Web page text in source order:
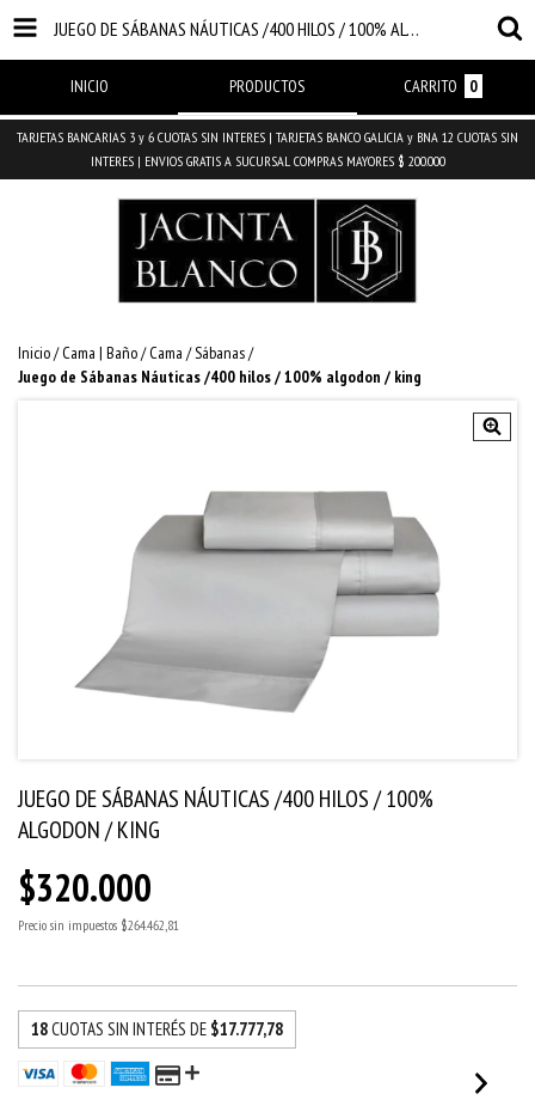
JUEGO DE SÁBANAS NÁUTICAS /400 HILOS / 100% ALGODON / KING
INICIO PRODUCTOS CARRITO 0
TARJETAS BANCARIAS 3 y 6 CUOTAS SIN INTERES | TARJETAS BANCO GALICIA y BNA 12 CUOTAS SIN
INTERES | ENVIOS GRATIS A SUCURSAL COMPRAS MAYORES $ 200.000
Inicio/ Cama | Baño/ Cama /Sábanas/
Juego de Sábanas Náuticas /400 hilos / 100% algodon / king
JUEGO DE SÁBANAS NÁUTICAS /400 HILOS / 100%
ALGODON / KING
$320.000
Precio sin impuestos $264.462,81
18CUOTAS SIN INTERÉS DE $17.777,78